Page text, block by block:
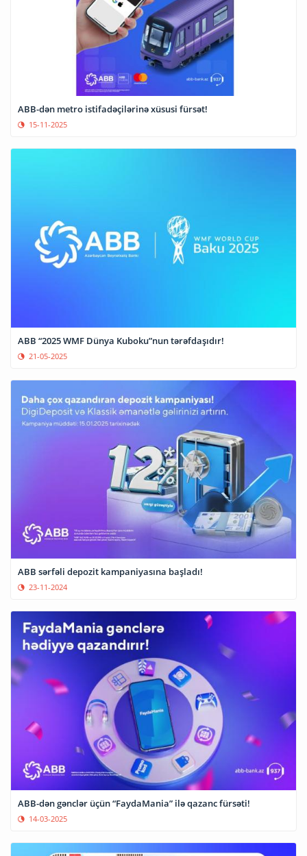
ABB-dən metro istifadəçilərinə xüsusi fürsət!
15-11-2025
ABB “2025 WMF Dünya Kuboku”nun tərəfdaşıdır!
21-05-2025
ABB sərfəli depozit kampaniyasına başladı!
23-11-2024
ABB-dən gənclər üçün “FaydaMania” ilə qazanc fürsəti!
14-03-2025